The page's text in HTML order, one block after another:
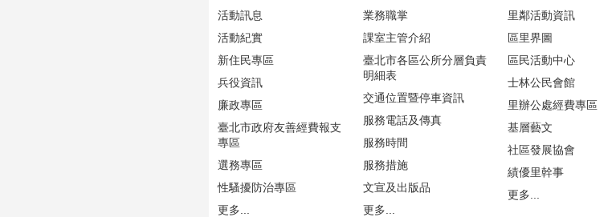
活動訊息
活動紀實
新住民專區
兵役資訊
廉政專區
臺北市政府友善經費報支
專區
選務專區
性騷擾防治專區
更多...
業務職掌
課室主管介紹
臺北市各區公所分層負責
明細表
交通位置暨停車資訊
服務電話及傳真
服務時間
服務措施
文宣及出版品
更多...
里鄰活動資訊
區里界圖
區民活動中心
士林公民會館
里辦公處經費專區
基層藝文
社區發展協會
績優里幹事
更多...